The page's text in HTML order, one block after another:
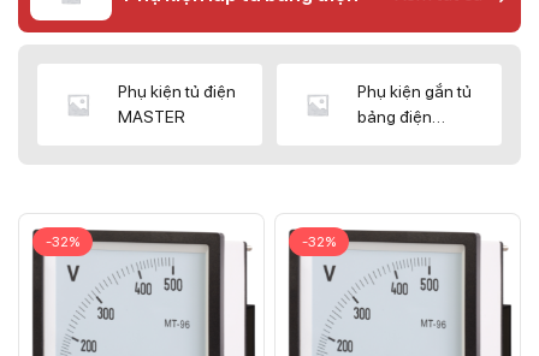
Phụ kiện tủ điện
MASTER
Phụ kiện gắn tủ
bảng điện
-32% -32%